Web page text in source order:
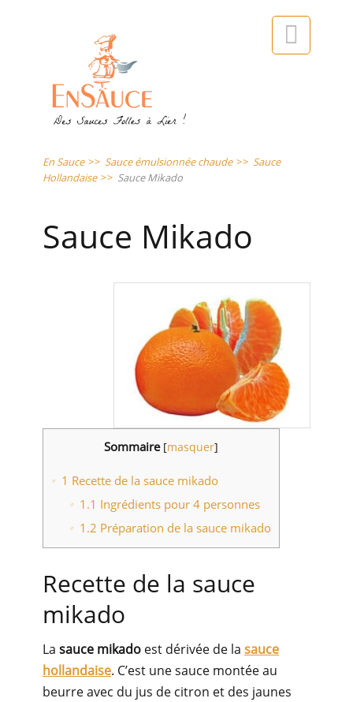

En Sauce >> Sauce émulsionnée chaude >> Sauce
Hollandaise >> Sauce Mikado
Sauce Mikado
Sommaire [masquer]
1 Recette de la sauce mikado
1.1 Ingrédients pour 4 personnes
1.2 Préparation de la sauce mikado
Recette de la sauce
mikado
La sauce mikado est dérivée de la sauce
hollandaise. C’est une sauce montée au
beurre avec du jus de citron et des jaunes